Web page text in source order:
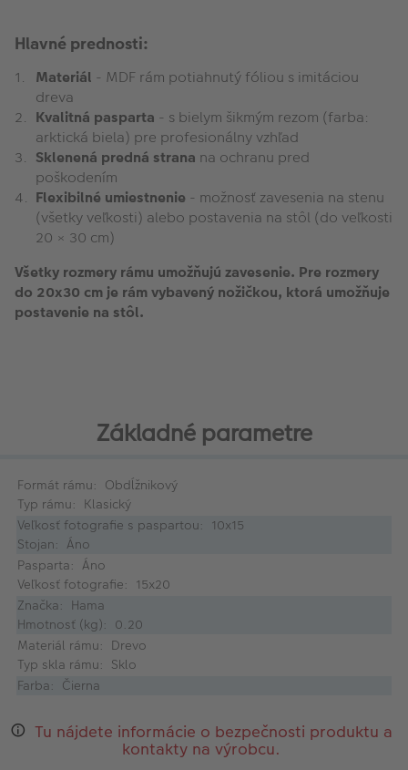
Hlavné prednosti:
Materiál - MDF rám potiahnutý fóliou s imitáciou
dreva
Kvalitná pasparta - s bielym šikmým rezom (farba:
arktická biela) pre profesionálny vzhľad
Sklenená predná strana na ochranu pred
poškodením
Flexibilné umiestnenie - možnosť zavesenia na stenu
(všetky veľkosti) alebo postavenia na stôl (do veľkosti
20 × 30 cm)
Všetky rozmery rámu umožňujú zavesenie. Pre rozmery
do 20x30 cm je rám vybavený nožičkou, ktorá umožňuje
postavenie na stôl.
Základné parametre
Formát rámu: Obdĺžnikový
Typ rámu: Klasický
Veľkosť fotografie s paspartou: 10x15
Stojan: Áno
Pasparta: Áno
Veľkosť fotografie: 15x20
Značka: Hama
Hmotnosť (kg): 0.20
Materiál rámu: Drevo
Typ skla rámu: Sklo
Farba: Čierna
Tu nájdete informácie o bezpečnosti produktu a
kontakty na výrobcu.